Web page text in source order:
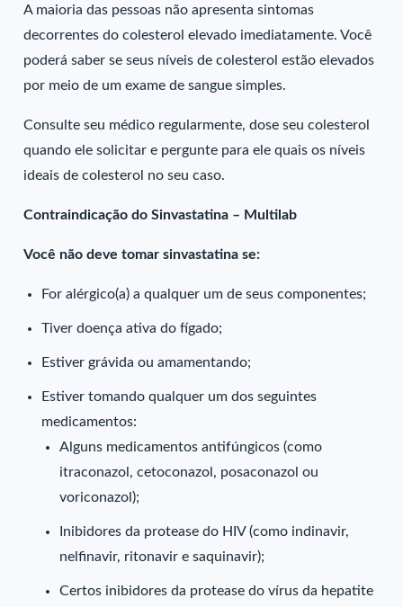
A maioria das pessoas não apresenta sintomas
decorrentes do colesterol elevado imediatamente. Você
poderá saber se seus níveis de colesterol estão elevados
por meio de um exame de sangue simples.
Consulte seu médico regularmente, dose seu colesterol
quando ele solicitar e pergunte para ele quais os níveis
ideais de colesterol no seu caso.
Contraindicação do Sinvastatina – Multilab
Você não deve tomar sinvastatina se:
For alérgico(a) a qualquer um de seus componentes;
Tiver doença ativa do fígado;
Estiver grávida ou amamentando;
Estiver tomando qualquer um dos seguintes
medicamentos:
Alguns medicamentos antifúngicos (como
itraconazol, cetoconazol, posaconazol ou
voriconazol);
Inibidores da protease do HIV (como indinavir,
nelfinavir, ritonavir e saquinavir);
Certos inibidores da protease do vírus da hepatite